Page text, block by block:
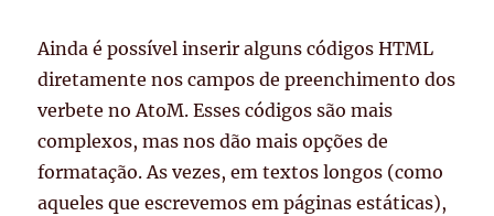
Ainda é possível inserir alguns códigos HTML
diretamente nos campos de preenchimento dos
verbete no AtoM. Esses códigos são mais
complexos, mas nos dão mais opções de
formatação. As vezes, em textos longos (como
aqueles que escrevemos em páginas estáticas),